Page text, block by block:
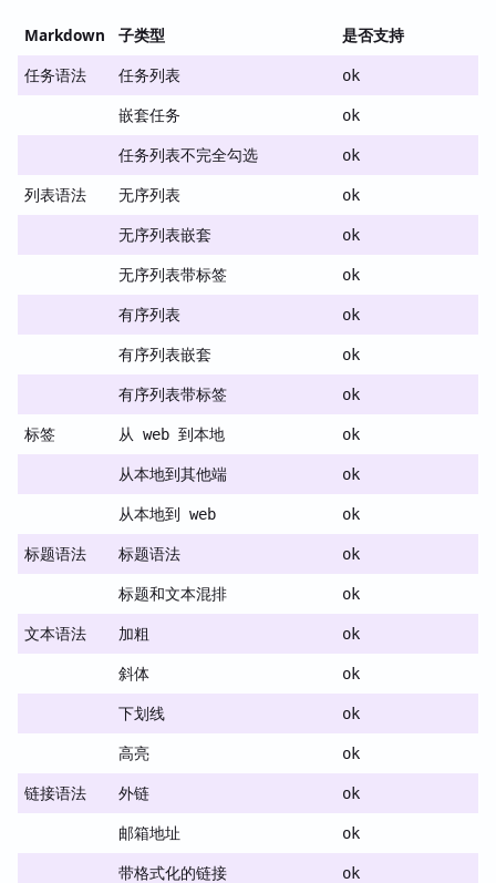
Markdown 子类型 是否支持
任务语法 任务列表 ok
嵌套任务 ok
任务列表不完全勾选 ok
列表语法 无序列表 ok
无序列表嵌套 ok
无序列表带标签 ok
有序列表 ok
有序列表嵌套 ok
有序列表带标签 ok
标签 从 web 到本地 ok
从本地到其他端 ok
从本地到 web ok
标题语法 标题语法 ok
标题和文本混排 ok
文本语法 加粗 ok
斜体 ok
下划线 ok
高亮 ok
链接语法 外链 ok
邮箱地址 ok
带格式化的链接 ok